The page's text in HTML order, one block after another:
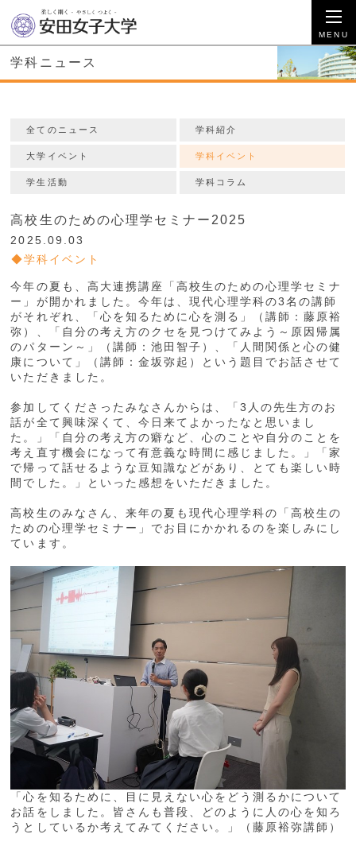
学科ニュース
全てのニュース 学科紹介
大学イベント 学科イベント
学生活動 学科コラム
高校生のための心理学セミナー2025
2025.09.03
学科イベント
今年の夏も、高大連携講座「高校生のための心理学セミナ
ー」が開かれました。今年は、現代心理学科の3名の講師
がそれぞれ、「心を知るために心を測る」（講師：藤原裕
弥）、「自分の考え方のクセを見つけてみよう～原因帰属
のパターン～」（講師：池田智子）、「人間関係と心の健
康について」（講師：金坂弥起）という題目でお話させて
いただきました。
参加してくださったみなさんからは、「3人の先生方のお
話が全て興味深くて、今日来てよかったなと思いまし
た。」「自分の考え方の癖など、心のことや自分のことを
考え直す機会になって有意義な時間に感じました。」「家
で帰って話せるような豆知識などがあり、とても楽しい時
間でした。」といった感想をいただきました。
高校生のみなさん、来年の夏も現代心理学科の「高校生の
ための心理学セミナー」でお目にかかれるのを楽しみにし
ています。
「心を知るために、目に見えない心をどう測るかについて
お話をしました。皆さんも普段、どのように人の心を知ろ
うとしているか考えてみてください。」（藤原裕弥講師）